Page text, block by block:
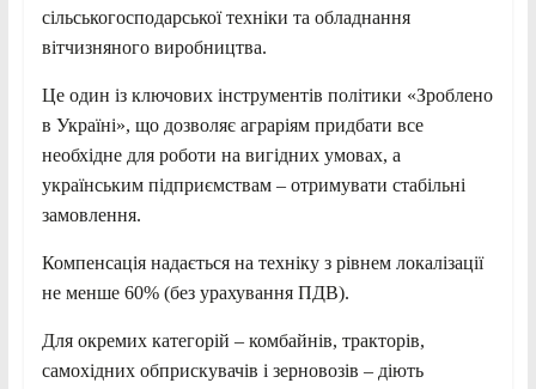
сільськогосподарської техніки та обладнання
вітчизняного виробництва.
Це один із ключових інструментів політики «Зроблено
в Україні», що дозволяє аграріям придбати все
необхідне для роботи на вигідних умовах, а
українським підприємствам – отримувати стабільні
замовлення.
Компенсація надається на техніку з рівнем локалізації
не менше 60% (без урахування ПДВ).
Для окремих категорій – комбайнів, тракторів,
самохідних обприскувачів і зерновозів – діють